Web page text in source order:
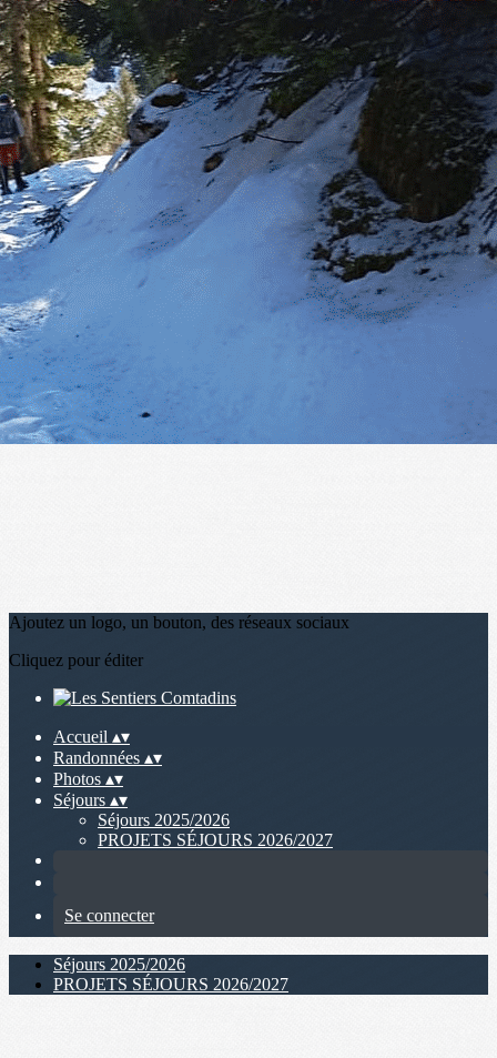
Exporter les lignes sélectionnées
Exporter toutes les colonnes
Exporter uniquement les colonnes affichées
Menu
?>
Images de la page d'accueil
Cliquez pour éditer
Ajoutez un logo, un bouton, des réseaux sociaux
Cliquez pour éditer
Accueil ▴▾
Randonnées ▴▾
Photos ▴▾
Séjours ▴▾
Séjours 2025/2026
PROJETS SÉJOURS 2026/2027
Se connecter
Séjours 2025/2026
PROJETS SÉJOURS 2026/2027